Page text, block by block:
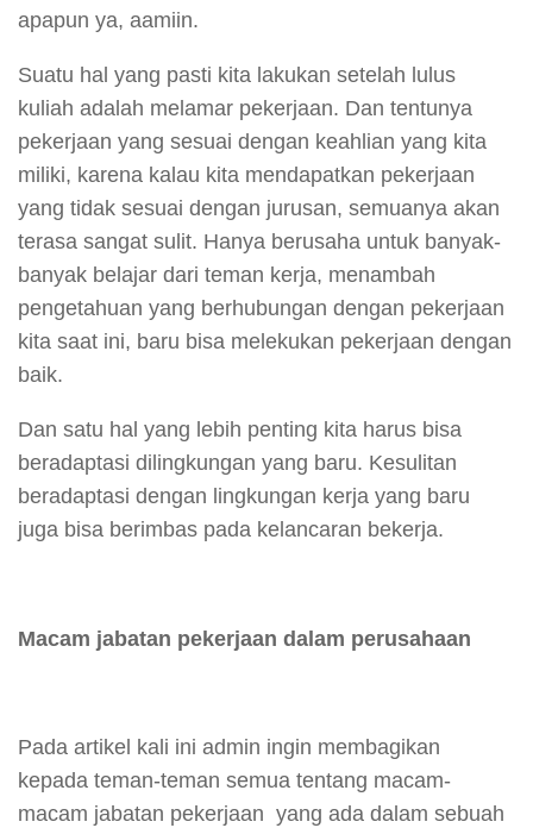
apapun ya, aamiin.
Suatu hal yang pasti kita lakukan setelah lulus
kuliah adalah melamar pekerjaan. Dan tentunya
pekerjaan yang sesuai dengan keahlian yang kita
miliki, karena kalau kita mendapatkan pekerjaan
yang tidak sesuai dengan jurusan, semuanya akan
terasa sangat sulit. Hanya berusaha untuk banyak-
banyak belajar dari teman kerja, menambah
pengetahuan yang berhubungan dengan pekerjaan
kita saat ini, baru bisa melekukan pekerjaan dengan
baik.
Dan satu hal yang lebih penting kita harus bisa
beradaptasi dilingkungan yang baru. Kesulitan
beradaptasi dengan lingkungan kerja yang baru
juga bisa berimbas pada kelancaran bekerja.
Macam jabatan pekerjaan dalam perusahaan
Pada artikel kali ini admin ingin membagikan
kepada teman-teman semua tentang macam-
macam jabatan pekerjaan yang ada dalam sebuah